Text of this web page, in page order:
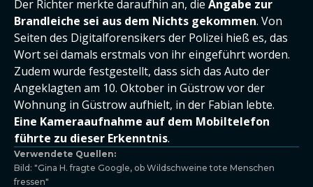
Der Richter merkte daraufhin an, die Angabe zur
Brandleiche sei aus dem Nichts gekommen. Von
Seiten des Digitalforensikers der Polizei hieß es, das
Wort sei damals erstmals von ihr eingeführt worden.
Zudem wurde festgestellt, dass sich das Auto der
Angeklagten am 10. Oktober in Güstrow vor der
Wohnung in Güstrow aufhielt, in der Fabian lebte.
Eine Kameraaufnahme auf dem Mobiltelefon
führte zu dieser Erkenntnis.
Verwendete Quellen:
Bild: "Gina H. fragte Google, ob Wildschweine tote Menschen
fressen"